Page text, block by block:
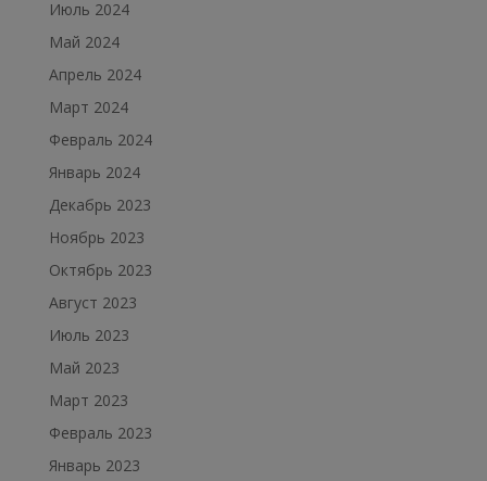
Июль 2024
Май 2024
Апрель 2024
Март 2024
Февраль 2024
Январь 2024
Декабрь 2023
Ноябрь 2023
Октябрь 2023
Август 2023
Июль 2023
Май 2023
Март 2023
Февраль 2023
Январь 2023